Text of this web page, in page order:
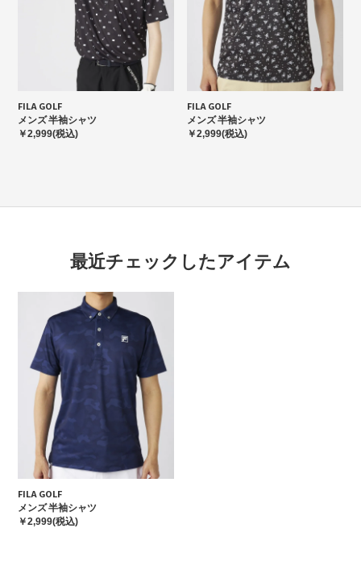
FILA GOLF
メンズ 半袖シャツ
￥2,999(税込)
FILA GOLF
メンズ 半袖シャツ
￥2,999(税込)
最近チェックしたアイテム
FILA GOLF
メンズ 半袖シャツ
￥2,999(税込)